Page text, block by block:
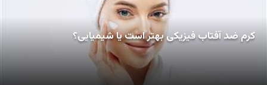
کرم ضد آفتاب فیزیکی بهتر است یا شیمیایی؟